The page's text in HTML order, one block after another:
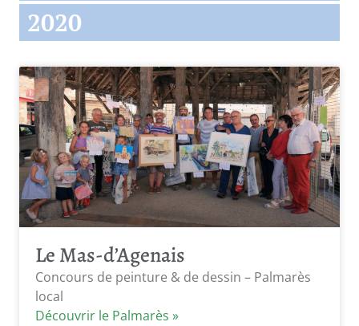
Le Mas-d’Agenais
Concours de peinture & de dessin – Palmarès
local
Découvrir le Palmarès »
2020